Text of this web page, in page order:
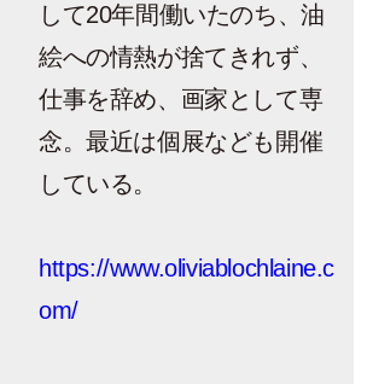
して20年間働いたのち、油
絵への情熱が捨てきれず、
仕事を辞め、画家として専
念。最近は個展なども開催
している。
https://www.oliviablochlaine.c
om/